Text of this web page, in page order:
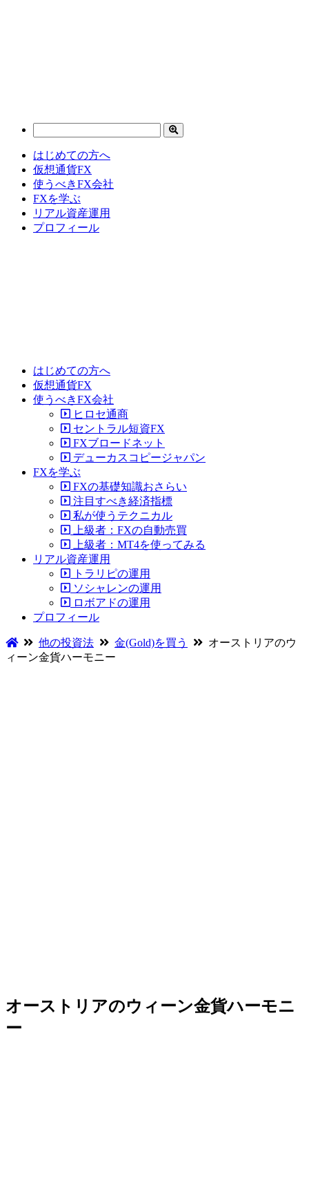
はじめての方へ
仮想通貨FX
使うべきFX会社
FXを学ぶ
リアル資産運用
プロフィール
はじめての方へ
仮想通貨FX
使うべきFX会社
ヒロセ通商
セントラル短資FX
FXブロードネット
デューカスコピージャパン
FXを学ぶ
FXの基礎知識おさらい
注目すべき経済指標
私が使うテクニカル
上級者：FXの自動売買
上級者：MT4を使ってみる
リアル資産運用
トラリピの運用
ソシャレンの運用
ロボアドの運用
プロフィール
他の投資法 金(Gold)を買う
オーストリアのウ
ィーン金貨ハーモニー
オーストリアのウィーン金貨ハーモニ
ー